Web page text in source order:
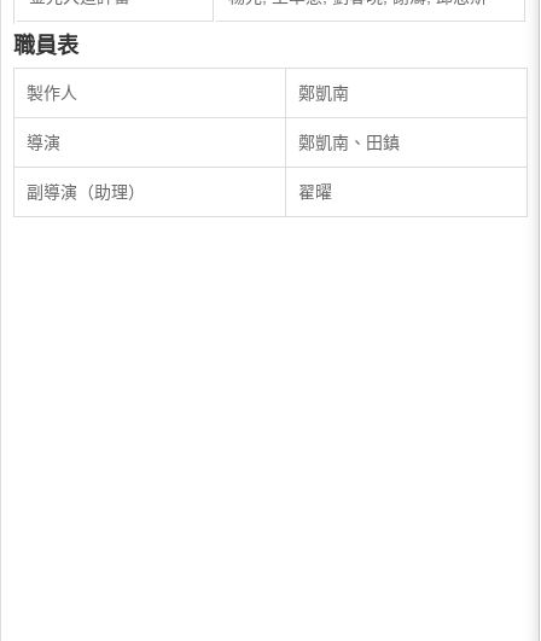
職員表
製作人 鄭凱南
導演 鄭凱南、田鎮
副導演（助理） 翟曜